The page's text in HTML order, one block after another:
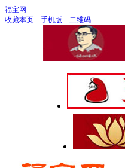
福宝网
收藏本页
手机版 二维码